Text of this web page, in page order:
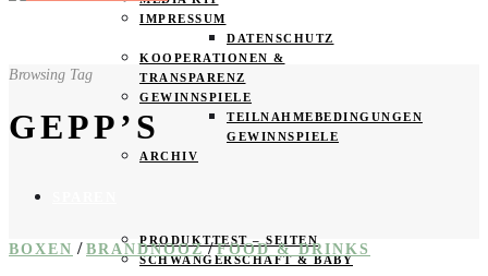
IMPRESSUM
DATENSCHUTZ
KOOPERATIONEN &
TRANSPARENZ
GEWINNSPIELE
TEILNAHMEBEDINGUNGEN
GEWINNSPIELE
ARCHIV
PRODUKTTEST – SEITEN
SCHWANGERSCHAFT & BABY
Browsing Tag
GEPP’S
BOXEN / BRANDNOOZ / FOOD & DRINKS